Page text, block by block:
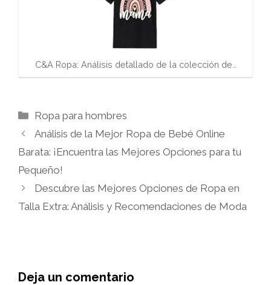
C&A Ropa: Análisis detallado de la colección de…
Categorías
Ropa para hombres
Análisis de la Mejor Ropa de Bebé Online
Barata: ¡Encuentra las Mejores Opciones para tu
Pequeño!
Descubre las Mejores Opciones de Ropa en
Talla Extra: Análisis y Recomendaciones de Moda
Deja un comentario